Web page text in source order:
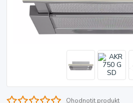
Ohodnotit produkt